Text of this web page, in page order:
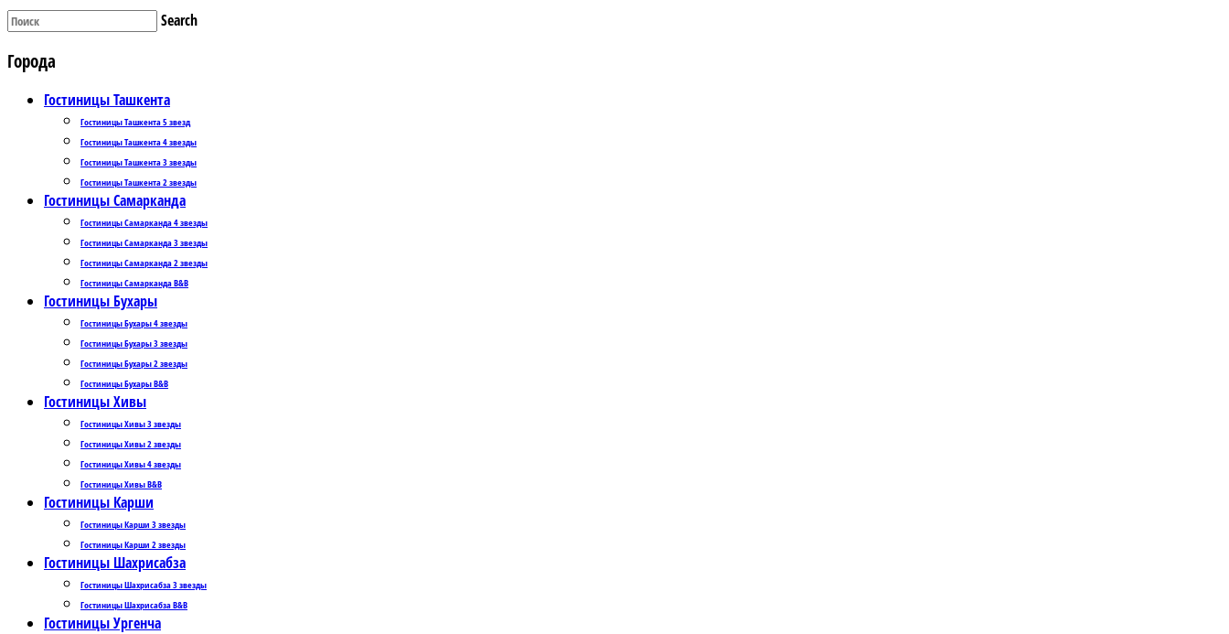
Search
Города
Гостиницы Ташкента
Гостиницы Ташкента 5 звезд
Гостиницы Ташкента 4 звезды
Гостиницы Ташкента 3 звезды
Гостиницы Ташкента 2 звезды
Гостиницы Самарканда
Гостиницы Самарканда 4 звезды
Гостиницы Самарканда 3 звезды
Гостиницы Самарканда 2 звезды
Гостиницы Самарканда B&B
Гостиницы Бухары
Гостиницы Бухары 4 звезды
Гостиницы Бухары 3 звезды
Гостиницы Бухары 2 звезды
Гостиницы Бухары B&B
Гостиницы Хивы
Гостиницы Хивы 3 звезды
Гостиницы Хивы 2 звезды
Гостиницы Хивы 4 звезды
Гостиницы Хивы B&B
Гостиницы Карши
Гостиницы Карши 3 звезды
Гостиницы Карши 2 звезды
Гостиницы Шахрисабза
Гостиницы Шахрисабза 3 звезды
Гостиницы Шахрисабза B&B
Гостиницы Ургенча